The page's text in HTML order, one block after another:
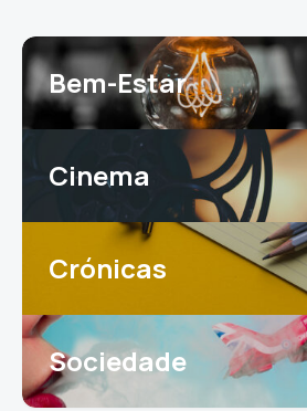
Bem-Estar
Cinema
Crónicas
Sociedade